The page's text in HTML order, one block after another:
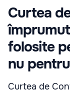
Curtea
folosite
nu
Curtea de